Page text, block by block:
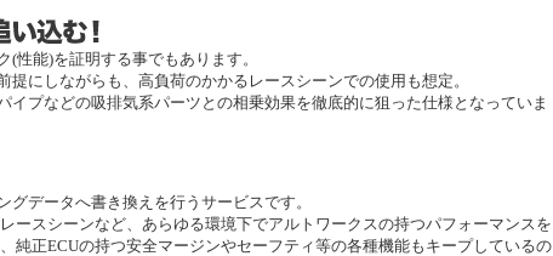
性能)を証明する事でもあります。
にしながらも、高負荷のかかるレースシーンでの使用も想定。
プなどの吸排気系パーツとの相乗効果を徹底的に狙った仕様となっていま
データへ書き換えを行うサービスです。
ースシーンなど、あらゆる環境下でアルトワークスの持つパフォーマンスを
純正ECUの持つ安全マージンやセーフティ等の各種機能もキープしているの